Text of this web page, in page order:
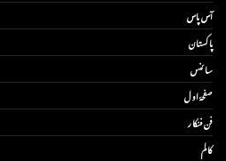
آس پاس
پاکستان
سائنس
صفحۂ اول
فن فنکار
کالم